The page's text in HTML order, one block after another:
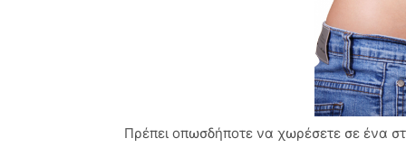
Πρέπει οπωσδήποτε να χωρέσετε σε ένα